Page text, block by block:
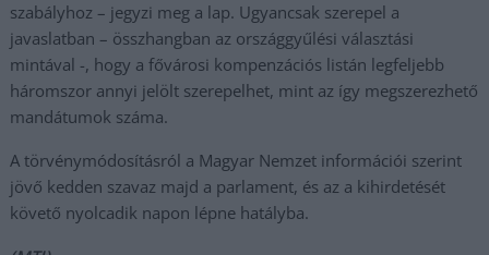
szabályhoz – jegyzi meg a lap. Ugyancsak szerepel a
javaslatban – összhangban az országgyűlési választási
mintával -, hogy a fővárosi kompenzációs listán legfeljebb
háromszor annyi jelölt szerepelhet, mint az így megszerezhető
mandátumok száma.
A törvénymódosításról a Magyar Nemzet információi szerint
jövő kedden szavaz majd a parlament, és az a kihirdetését
követő nyolcadik napon lépne hatályba.